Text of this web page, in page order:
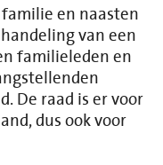
en naasten
van een
familieleden en
De raad is er voor
dus ook voor